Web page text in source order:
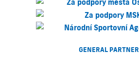
GENERAL PARTNER